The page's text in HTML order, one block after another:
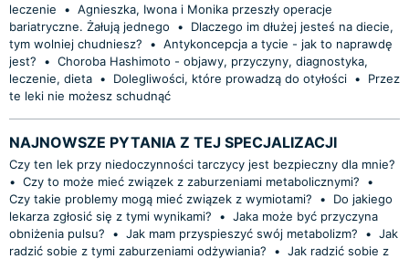
leczenie
• Agnieszka, Iwona i Monika przeszły operacje
bariatryczne. Żałują jednego
•
Dlaczego im dłużej jesteś na diecie,
tym wolniej chudniesz?
• Antykoncepcja a tycie - jak to naprawdę
jest?
• Choroba Hashimoto - objawy, przyczyny, diagnostyka,
leczenie, dieta • Dolegliwości, które prowadzą do otyłości •
Przez
te leki nie możesz schudnąć
NAJNOWSZE PYTANIA Z TEJ SPECJALIZACJI
Czy ten lek przy niedoczynności tarczycy jest bezpieczny dla mnie?
• Czy to może mieć związek z zaburzeniami metabolicznymi?
•
Czy takie problemy mogą mieć związek z wymiotami?
•
Do jakiego
lekarza zgłosić się z tymi wynikami?
• Jaka może być przyczyna
obniżenia pulsu?
• Jak mam przyspieszyć swój metabolizm? • Jak
radzić sobie z tymi zaburzeniami odżywiania?
• Jak radzić sobie z